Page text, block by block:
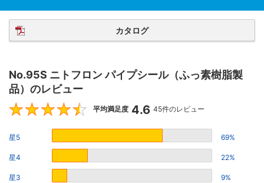
カタログ
No.95S ニトフロン パイプシール（ふっ素樹脂製
品）のレビュー
4.6
平均満足度 4.6 45件のレビュー
星5 69%
星4 22%
星3 9%